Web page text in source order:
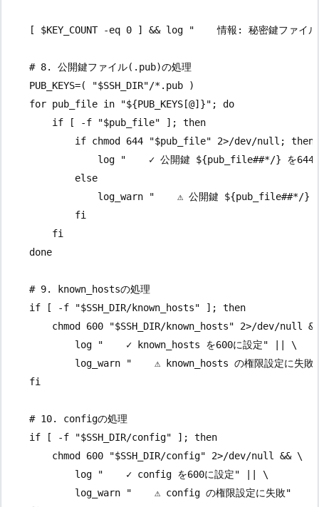
[ $KEY_COUNT -eq 0 ] && log "    情報: 秘密鍵ファイル
    # 8. 公開鍵ファイル(.pub)の処理
    PUB_KEYS=( "$SSH_DIR"/*.pub )
    for pub_file in "${PUB_KEYS[@]}"; do
        if [ -f "$pub_file" ]; then
            if chmod 644 "$pub_file" 2>/dev/null; then
log "    ✓ 公開鍵 ${pub_file##*/} を644
            else
log_warn "    ⚠ 公開鍵 ${pub_file##*/}
            fi
        fi
    done
    # 9. known_hostsの処理
    if [ -f "$SSH_DIR/known_hosts" ]; then
chmod 600 "$SSH_DIR/known_hosts" 2>/dev/null
            log "    ✓ known_hosts を600に設定" || \
            log_warn "    ⚠ known_hosts の権限設定に失敗"
    fi
    # 10. configの処理
    if [ -f "$SSH_DIR/config" ]; then
        chmod 600 "$SSH_DIR/config" 2>/dev/null && \
            log "    ✓ config を600に設定" || \
            log_warn "    ⚠ config の権限設定に失敗"